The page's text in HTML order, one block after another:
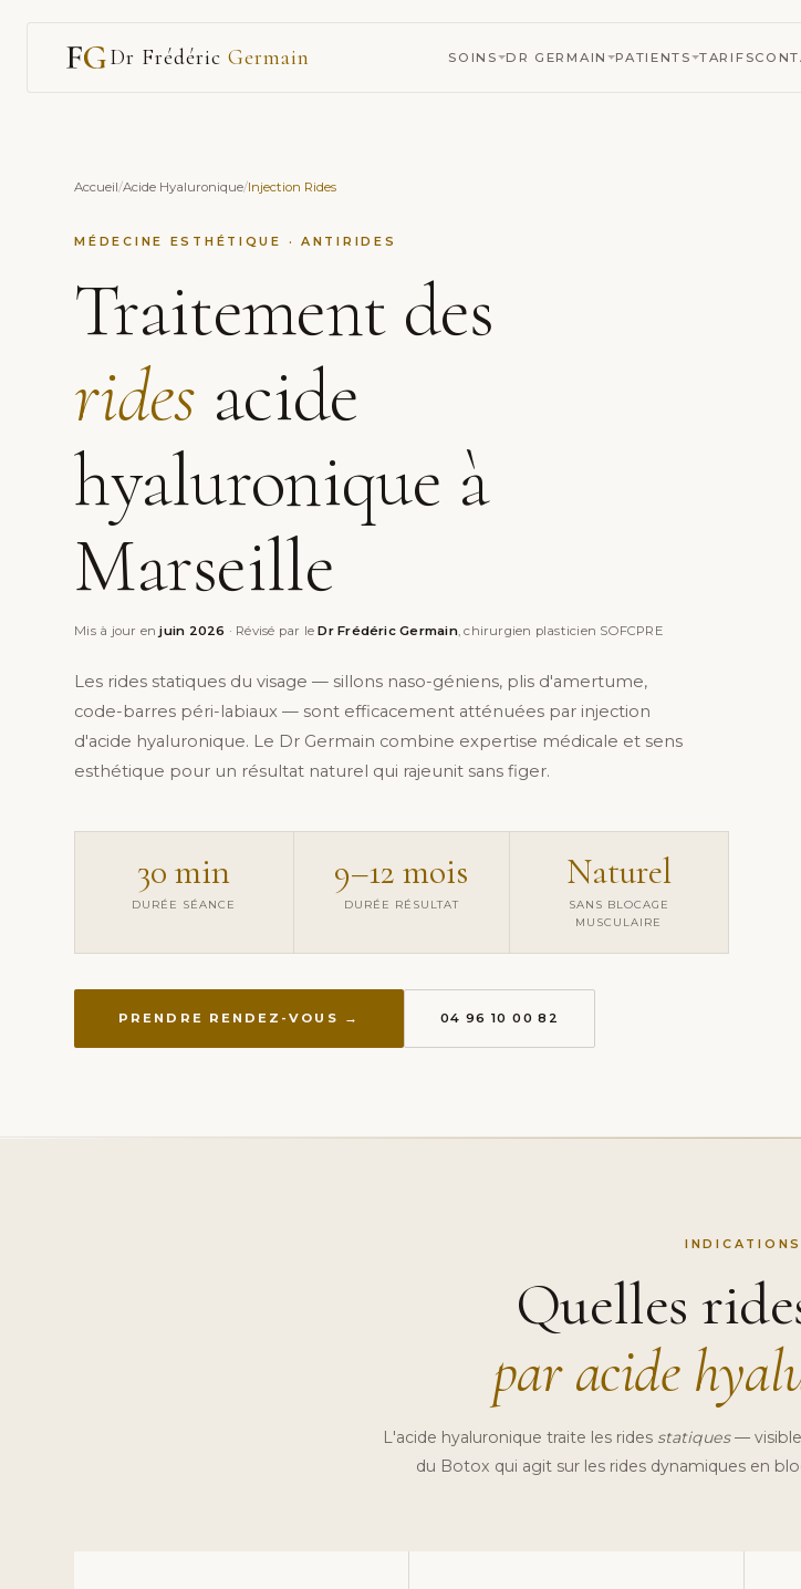
Dr Frédéric Germain SOINS DR GERMAIN PATIENTS TARIFS
Accueil/Acide Hyaluronique/Injection Rides
MÉDECINE ESTHÉTIQUE · ANTIRIDES
Traitement des
rides acide
hyaluronique à
Marseille
Mis à jour enjuin 2026 · Révisé par leDr Frédéric Germain, chirurgien plasticien SOFCPRE
Les rides statiques du visage — sillons naso-géniens, plis d'amertume,
code-barres péri-labiaux — sont efficacement atténuées par injection
d'acide hyaluronique. Le Dr Germain combine expertise médicale et sens
esthétique pour un résultat naturel qui rajeunit sans figer.
30 min
DURÉE SÉANCE
9–12 mois
DURÉE RÉSULTAT
Naturel
SANS BLOCAGE
MUSCULAIRE
PRENDRE RENDEZ-VOUS → 04 96 10 00 82
INDICATIONS
Quelles
par acide
L'acide hyaluronique traite les rides statiques—
du Botox qui agit sur les rides dynamiques en